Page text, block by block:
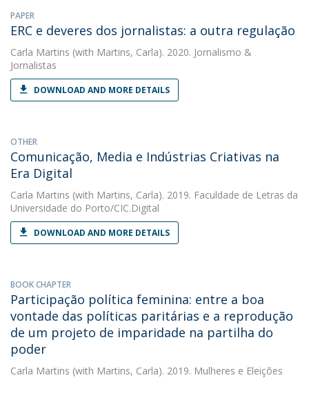
PAPER
ERC e deveres dos jornalistas: a outra regulação
Carla Martins (with Martins, Carla). 2020. Jornalismo &
Jornalistas
DOWNLOAD AND MORE DETAILS
OTHER
Comunicação, Media e Indústrias Criativas na
Era Digital
Carla Martins (with Martins, Carla). 2019. Faculdade de Letras da
Universidade do Porto/CIC.Digital
DOWNLOAD AND MORE DETAILS
BOOK CHAPTER
Participação política feminina: entre a boa
vontade das políticas paritárias e a reprodução
de um projeto de imparidade na partilha do
poder
Carla Martins (with Martins, Carla). 2019. Mulheres e Eleições